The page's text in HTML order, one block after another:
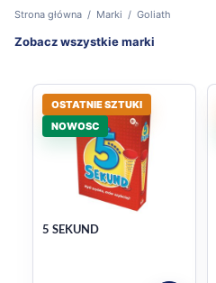
Strona główna / Marki / Goliath
Zobacz wszystkie marki
OSTATNIE SZTUKI
NOWOSC
5 SEKUND